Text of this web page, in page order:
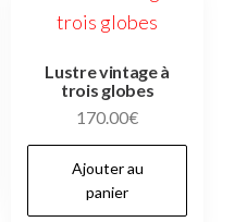
Lustre vintage à
trois globes
170.00€
Ajouter au
panier